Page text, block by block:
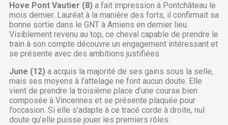
Hove Pont Vautier (8) a fait impression à Pontchâteau le
mois dernier. Lauréat à la manière des forts, il confirmait sa
bonne sortie dans le GNT à Amiens en dernier lieu.
Visiblement revenu au top, ce cheval capable de prendre le
train à son compte découvre un engagement intéressant et
se présente avec des ambitions justifiées.
June (12) a acquis la majorité de ses gains sous la selle,
mais ses moyens à l’attelage ne font aucun doute. Elle
vient de prendre la troisième place d’une course bien
composée à Vincennes et se présente plaquée pour
l’occasion. Si elle s’adapte à ce tracé corde à droite, nul
doute qu’elle puisse jouer les premiers rôles.